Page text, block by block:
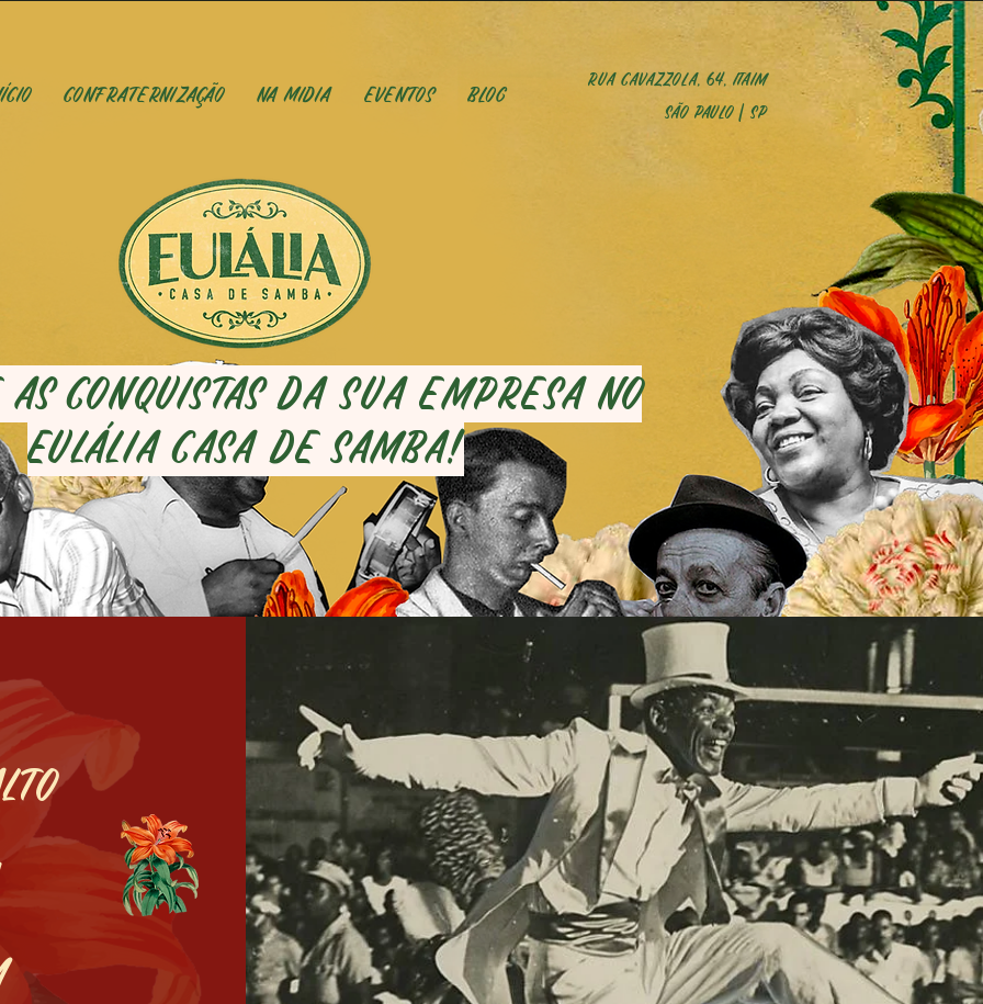
Confraternização Na Midia Eventos Blog
Rua cavazzola, 64, itaim
são paulo | SP
conquistas da sua empresa no
Eulália Casa de Samba!